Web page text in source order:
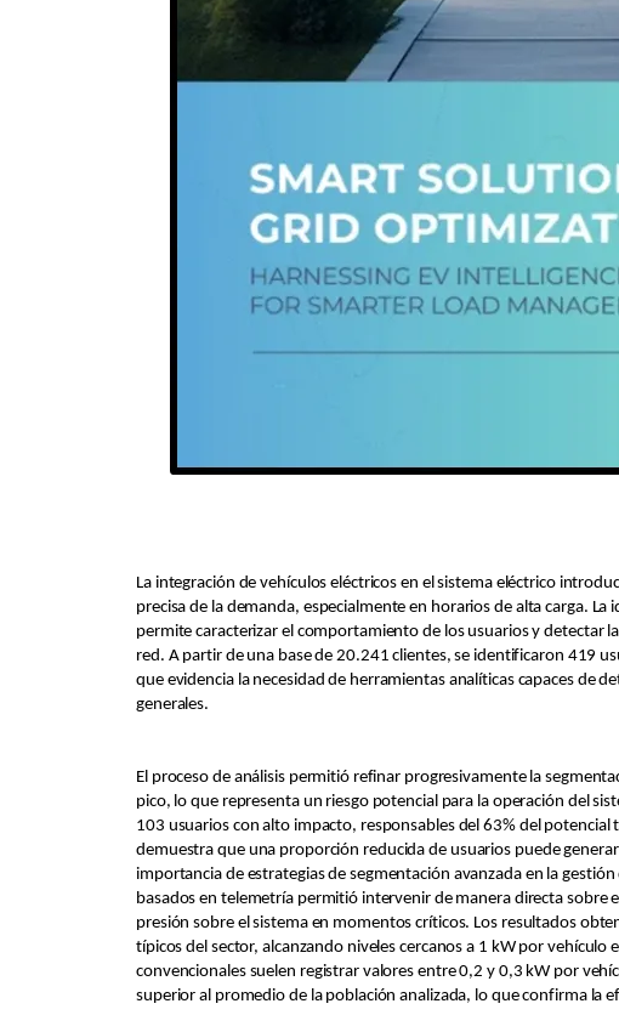
La integración de vehículos eléctricos en el sistema eléctrico
precisa de la demanda, especialmente en horarios de alta carga.
permite caracterizar el comportamiento de los usuarios y detectar
red. A partir de una base de 20.241 clientes, se identificaron 419
que evidencia la necesidad de herramientas analíticas capaces de
generales.
El proceso de análisis permitió refinar progresivamente la
pico, lo que representa un riesgo potencial para la operación del
103 usuarios con alto impacto, responsables del 63% del
demuestra que una proporción reducida de usuarios puede
importancia de estrategias de segmentación avanzada en la
basados en telemetría permitió intervenir de manera directa
presión sobre el sistema en momentos críticos. Los resultados
típicos del sector, alcanzando niveles cercanos a 1 kW por
convencionales suelen registrar valores entre 0,2 y 0,3 kW por
superior al promedio de la población analizada, lo que confirma la